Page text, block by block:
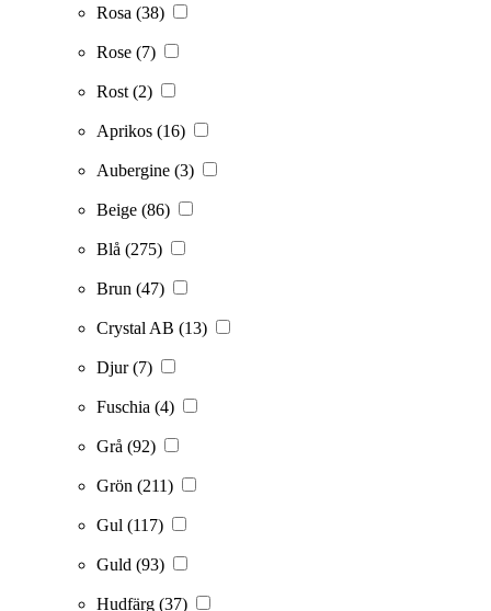
Rosa (38)
Rose (7)
Rost (2)
Aprikos (16)
Aubergine (3)
Beige (86)
Blå (275)
Brun (47)
Crystal AB (13)
Djur(7)
Fuschia (4)
Grå (92)
Grön (211)
Gul (117)
Guld (93)
Hudfärg (37)